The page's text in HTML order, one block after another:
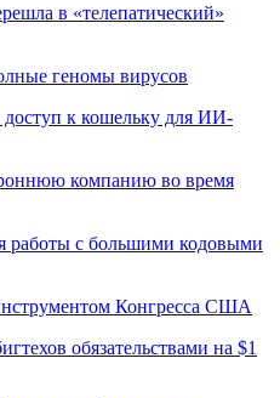
в «телепатический»
геномы вирусов
к кошельку для ИИ-
компанию во время
работы с большими кодовыми
Конгресса США
обязательствами на $1